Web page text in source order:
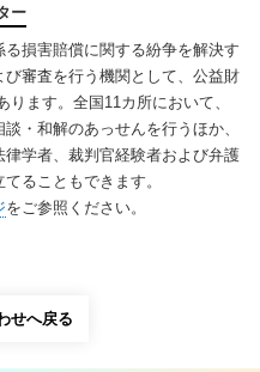
ー
損害賠償に関する紛争を解決す
審査を行う機関として、公益財
ます。全国11カ所において、
・和解のあっせんを行うほか、
学者、裁判官経験者および弁護
ることもできます。
をご参照ください。
せへ戻る